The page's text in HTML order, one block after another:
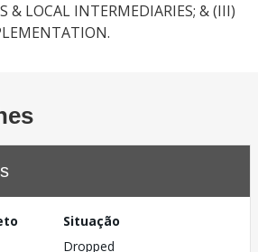
& LOCAL INTERMEDIARIES; & (III)
Situação
Dropped